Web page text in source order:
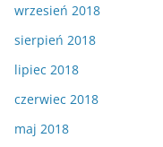
wrzesień 2018
sierpień 2018
lipiec 2018
czerwiec 2018
maj 2018